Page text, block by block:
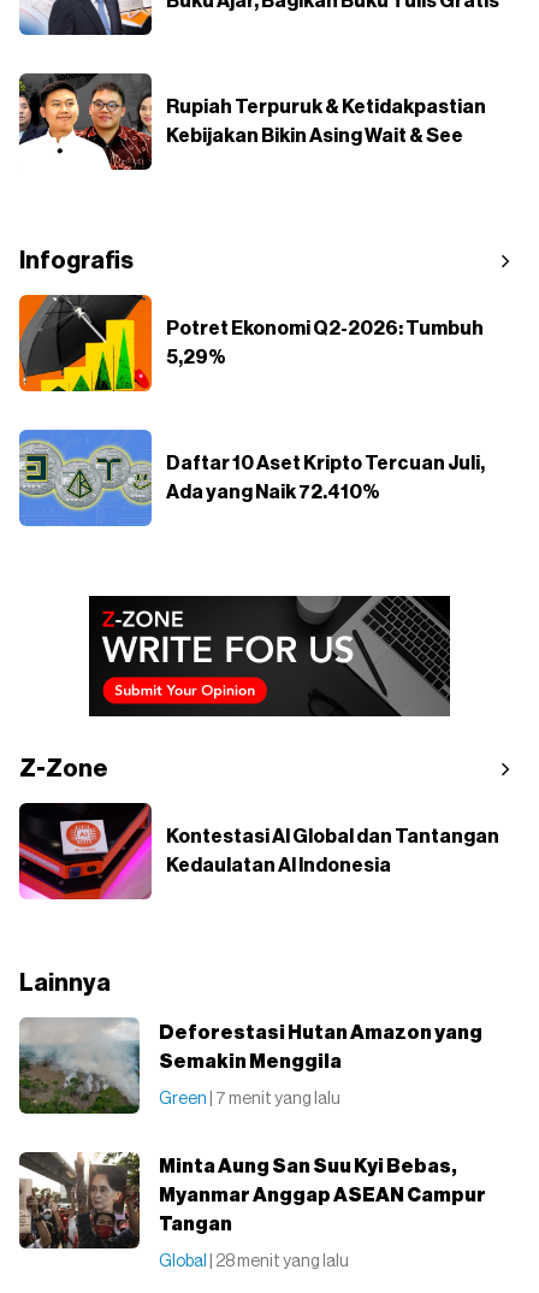
Rupiah Terpuruk & Ketidakpastian
Kebijakan Bikin Asing Wait & See
Infografis
Potret Ekonomi Q2-2026: Tumbuh
5,29%
Daftar 10 Aset Kripto Tercuan Juli,
Ada yang Naik 72.410%
Z-Zone
Kontestasi AI Global dan Tantangan
Kedaulatan AI Indonesia
Lainnya
Deforestasi Hutan Amazon yang
Semakin Menggila
Green | 7 menit yang lalu
Minta Aung San Suu Kyi Bebas,
Myanmar Anggap ASEAN Campur
Tangan
Global | 28 menit yang lalu